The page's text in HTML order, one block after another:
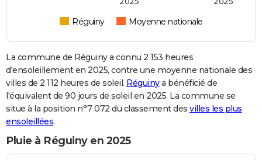
Réguiny Moyenne nationale
La commune de Réguiny a connu 2 153 heures
d'ensoleillement en 2025, contre une moyenne nationale des
villes de 2 112 heures de soleil. Réguinya bénéficié de
l'équivalent de 90 jours de soleil en 2025. La commune se
situe à la position n°7 072 du classement des villes les plus
ensoleillées.
Pluie à Réguiny en 2025